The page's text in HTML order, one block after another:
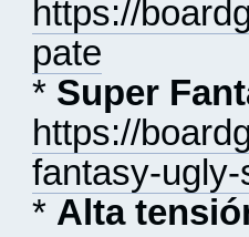
https://
pate
* Super
https://
fantasy-
* Alta